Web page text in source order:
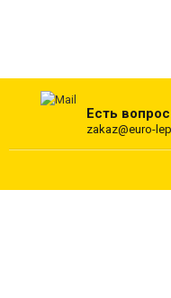
Есть
zakaz@euro-